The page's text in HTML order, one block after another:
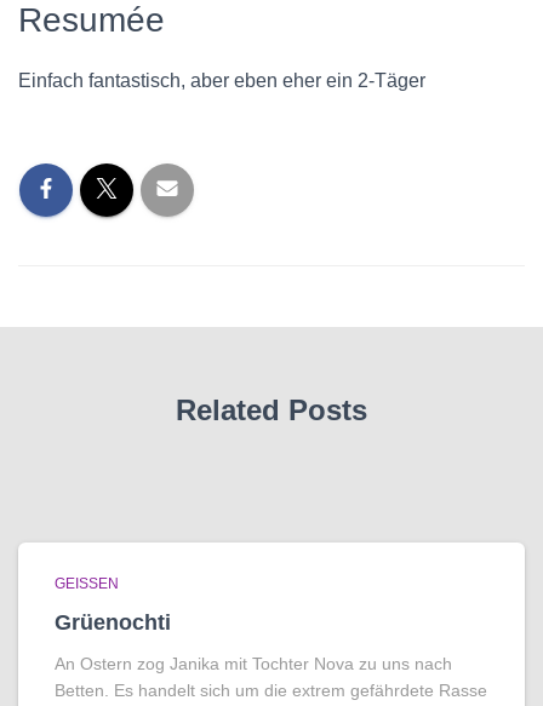
Resumée
Einfach fantastisch, aber eben eher ein 2-Täger
Related Posts
GEISSEN
Grüenochti
An Ostern zog Janika mit Tochter Nova zu uns nach
Betten. Es handelt sich um die extrem gefährdete Rasse